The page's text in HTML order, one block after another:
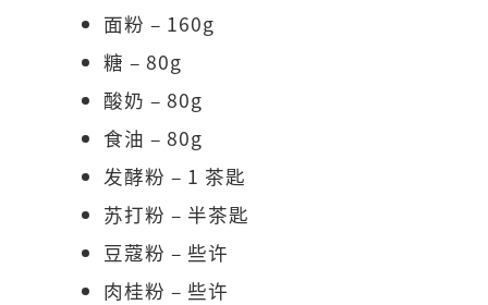
面粉 – 160g
糖 – 80g
酸奶 – 80g
食油 – 80g
发酵粉 – 1 茶匙
苏打粉 – 半茶匙
豆蔻粉 – 些许
肉桂粉 – 些许